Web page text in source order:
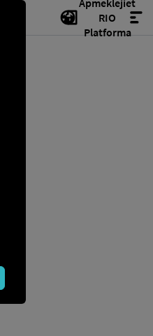
RIO
Platforma